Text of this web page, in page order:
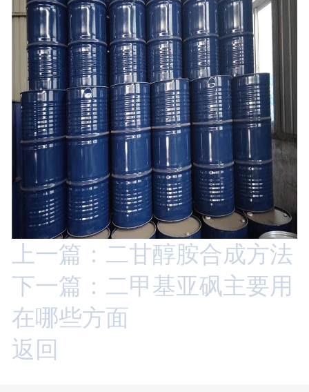
上一篇：二甘醇胺合成方法
下一篇：二甲基亚砜主要用
在哪些方面
返回